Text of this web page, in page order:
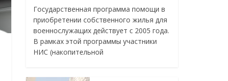
Государственная программа помощи в
приобретении собственного жилья для
военнослужащих действует с 2005 года.
В рамках этой программы участники
НИС (накопительной